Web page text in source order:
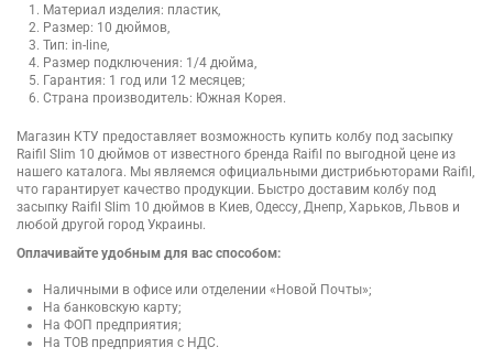
Материал изделия: пластик,
Размер: 10 дюймов,
Тип: in-line,
Размер подключения: 1/4 дюйма,
Гарантия: 1 год или 12 месяцев;
Страна производитель: Южная Корея.
Магазин КТУ предоставляет возможность купить колбу под засыпку
Raifil Slim 10 дюймов от известного бренда Raifil по выгодной цене из
нашего каталога. Мы являемся официальными дистрибьюторами Raifil,
что гарантирует качество продукции. Быстро доставим колбу под
засыпку Raifil Slim 10 дюймов в Киев, Одессу, Днепр, Харьков, Львов и
любой другой город Украины.
Оплачивайте удобным для вас способом:
Наличными в офисе или отделении «Новой Почты»;
На банковскую карту;
На ФОП предприятия;
На ТОВ предприятия с НДС.